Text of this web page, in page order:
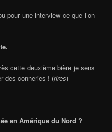
pour une interview ce que l’on
cette deuxième bière je sens
des conneries ! (rires)
en Amérique du Nord ?